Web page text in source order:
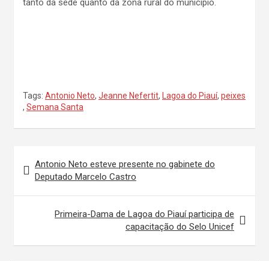
tanto da sede quanto da zona rural do município.
Tags: Antonio Neto, Jeanne Nefertit, Lagoa do Piauí, peixes
, Semana Santa
de
Post
Antonio Neto esteve presente no gabinete do
Deputado Marcelo Castro
Primeira-Dama de Lagoa do Piauí participa de
capacitação do Selo Unicef